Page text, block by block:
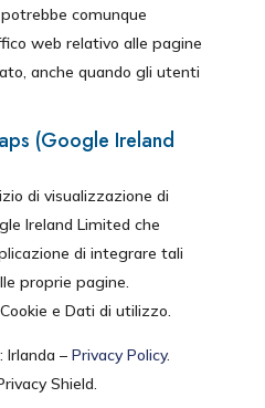
comunque
web relativo alle pagine
anche quando gli utenti
(Google Ireland
di visualizzazione di
Ireland Limited che
di integrare tali
proprie pagine.
e Dati di utilizzo.
– Privacy Policy.
Shield.